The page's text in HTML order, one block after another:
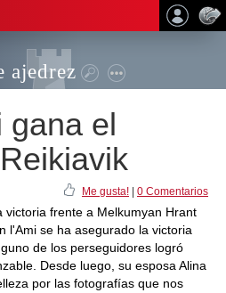
ajedrez
gana el
Me gusta! 0 Comentarios
victoria frente a Melkumyan Hrant
l'Ami se ha asegurado la victoria
de los perseguidores logró
Desde luego, su esposa Alina
por las fotografías que nos